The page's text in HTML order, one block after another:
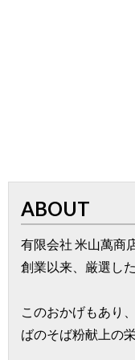
ABOUT
有限会社 米山萬商
創業以来、厳選し
このおかげもあり
ばのそば粉献上の